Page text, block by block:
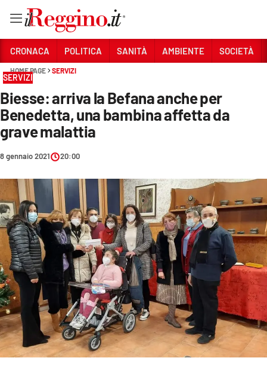
Sezioni
CRONACA
SANITÀ
AMBIENTE
SOCIETÀ
CULTURA
ECONOMIA E LAVORO
EVENTI
SPORT
Streaming
CRONACA POLITICA SANITÀ AMBIENTE SOCIETÀ
HOME PAGE SERVIZI
SERVIZI
Biesse: arriva la Befana anche per
Benedetta, una bambina affetta da
grave malattia
8 gennaio 2021 20:00